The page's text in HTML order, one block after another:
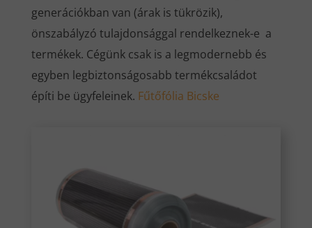
generációkban van (árak is tükrözik),
önszabályzó tulajdonsággal rendelkeznek-e a
termékek. Cégünk csak is a legmodernebb és
egyben legbiztonságosabb termékcsaládot
építi be ügyfeleinek. Fűtőfólia Bicske